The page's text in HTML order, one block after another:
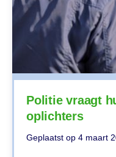
Politie vraagt
oplichters
Geplaatst op 4 maart